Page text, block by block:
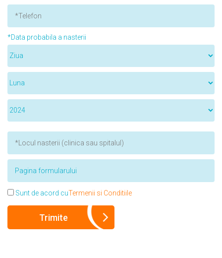
*Data probabila a nasterii
Sunt de acord cuTermenii si Conditiile